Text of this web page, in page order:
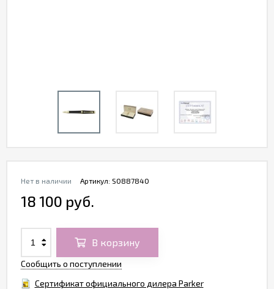
Артикул: S0887840
Нет в наличии
18 100 руб.
В корзину
Сообщить о поступлении
Сертификат официального дилера Parker